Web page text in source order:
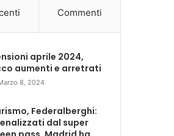
Commenti
aprile 2024,
aumenti e arretrati
8, 2024
Federalberghi:
dal super